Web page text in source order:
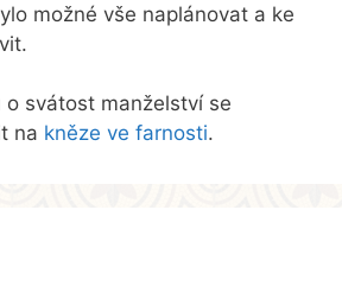
možné vše naplánovat a ke
svátost manželství se
na kněze ve farnosti.